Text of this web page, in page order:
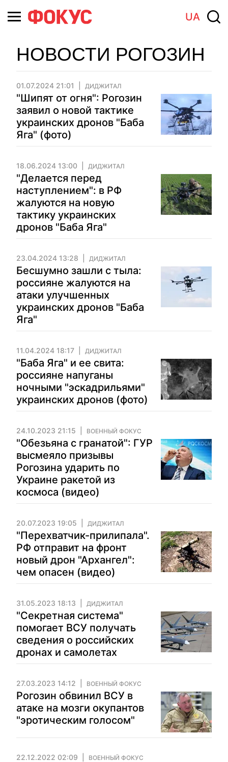
UA
НОВОСТИ РОГОЗИН
01.07.2024 21:01 ДИДЖИТАЛ
"Шипят от огня": Рогозин
заявил о новой тактике
украинских дронов "Баба
Яга" (фото)
18.06.2024 13:00 ДИДЖИТАЛ
"Делается перед
наступлением": в РФ
жалуются на новую
тактику украинских
дронов "Баба Яга"
23.04.2024 13:28 ДИДЖИТАЛ
Бесшумно зашли с тыла:
россияне жалуются на
атаки улучшенных
украинских дронов "Баба
Яга"
11.04.2024 18:17 ДИДЖИТАЛ
"Баба Яга" и ее свита:
россияне напуганы
ночными "эскадрильями"
украинских дронов (фото)
24.10.2023 21:15 ВОЕННЫЙ ФОКУС
"Обезьяна с гранатой": ГУР
высмеяло призывы
Рогозина ударить по
Украине ракетой из
космоса (видео)
20.07.2023 19:05 ДИДЖИТАЛ
"Перехватчик-прилипала".
РФ отправит на фронт
новый дрон "Архангел":
чем опасен (видео)
31.05.2023 18:13 ДИДЖИТАЛ
"Секретная система"
помогает ВСУ получать
сведения о российских
дронах и самолетах
27.03.2023 14:12 ВОЕННЫЙ ФОКУС
Рогозин обвинил ВСУ в
атаке на мозги окупантов
"эротическим голосом"
22.12.2022 02:09 ВОЕННЫЙ ФОКУС